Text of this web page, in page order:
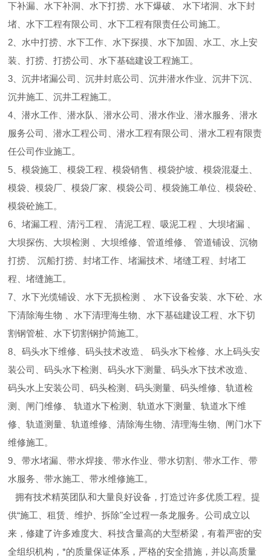
下补漏、水下补洞、水下打捞、水下爆破、 水下堵洞、水下封
堵、水下工程有限公司、水下工程有限责任公司施工。
2、水中打捞、水下工作、水下探摸、水下加固、水工、水上安
装、打捞、打捞公司、水下基础建设工程施工。
3、沉井堵漏公司、沉井封底公司、沉井潜水作业、沉井下沉、
沉井施工、沉井工程施工。
4、潜水工作、潜水队、潜水公司、潜水作业、潜水服务、潜水
服务公司、潜水工程公司、潜水工程有限公司、潜水工程有限责
任公司作业施工。
5、模袋施工、模袋工程、模袋销售、模袋护坡、模袋混凝土、
模袋、模袋厂、模袋厂家、模袋公司、模袋施工单位、模袋砼、
模袋砼施工。
6、堵漏工程、清污工程、 清泥工程、吸泥工程 、大坝堵漏 、
大坝探伤、大坝检测 、大坝维修、管道维修、 管道铺设、沉物
打捞、 沉船打捞、封堵工作、堵漏技术、堵缝工程、封堵工
程、堵缝施工。
7、水下光缆铺设、水下无损检测 、 水下设备安装、水下砼、水
下清除海生物 、水下清理海生物、水下基础建设工程、水下切
割钢管桩、水下切割钢护筒施工。
8、码头水下维修、码头技术改造、 码头水下检修、水上码头安
装公司、码头水下检测、码头水下测量、码头水下技术改造、
码头水上安装公司、码头检测、码头测量、码头维修、轨道检
测、闸门维修、 轨道水下检测、轨道水下测量、轨道水下维
修、轨道测量、轨道维修、清除海生物、清理海生物、闸门水下
维修施工。
9、带水堵漏、带水焊接、带水作业、带水切割、带水工作、带
水服务、带水施工、带水维修施工。
拥有技术精英团队和大量良好设备，打造过许多优质工程。提
供“施工、租赁、维护、拆除"全过程一条龙服务。公司成立以
来，修建了许多难度大、科技含量高的大型桥梁，有着严密的安
全组织机构，*的质量保证体系，严格的安全措施，并以高质量